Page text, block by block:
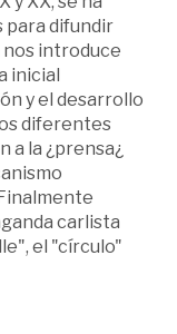
para difundir
nos introduce
inicial
y el desarrollo
diferentes
a la ¿prensa¿
carlista
el "círculo"